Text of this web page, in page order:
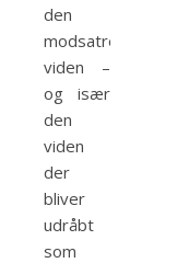
den
modsatrettede
viden –
og især
den
viden
der
bliver
udråbt
som